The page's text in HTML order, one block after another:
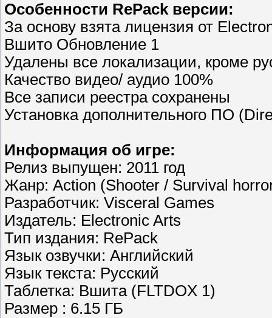
Особенности RePack версии:
За основу взята лицензия от
Вшито Обновление 1
Удалены все локализации, кроме
Качество видео/ аудио 100%
Все записи реестра сохранены
Установка дополнительного ПО
Информация об игре:
Релиз выпущен: 2011 год
Жанр: Action (Shooter / Survival
Разработчик: Visceral Games
Издатель: Electronic Arts
Тип издания: RePack
Язык озвучки: Английский
Язык текста: Русский
Таблетка: Вшита (FLTDOX 1)
Размер : 6.15 ГБ